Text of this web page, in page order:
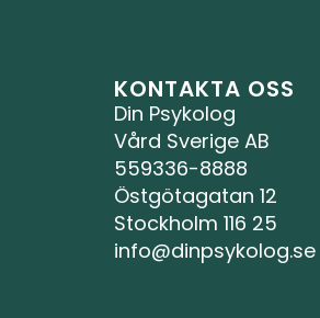
KONTAKTA OSS
Din Psykolog
Vård Sverige AB
559336-8888
Östgötagatan 12
Stockholm 116 25
info@dinpsykolog.se